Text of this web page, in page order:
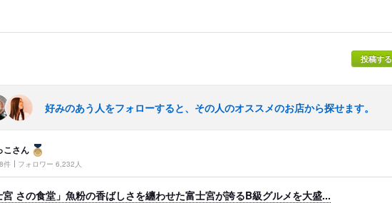
投稿する
好みのあう人をフォローすると、その人のオススメのお店から探せます。
こさん
件 フォロワー 6,232人
宮 さの食堂」魚粉の香ばしさを纏わせた富士宮が誇るB級グルメを大盛...